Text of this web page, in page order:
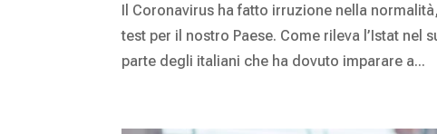
Il Coronavirus ha fatto irruzione nella
test per il nostro Paese. Come rileva l’Istat
parte degli italiani che ha dovuto imparare a...